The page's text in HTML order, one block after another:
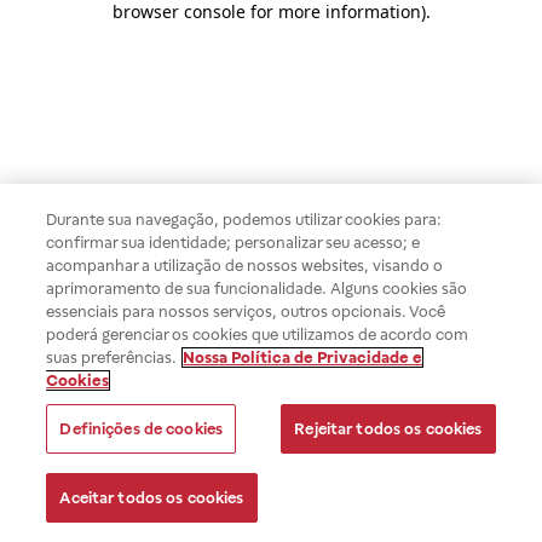
browser console for more information).
Durante sua navegação, podemos utilizar cookies para:
confirmar sua identidade; personalizar seu acesso; e
acompanhar a utilização de nossos websites, visando o
aprimoramento de sua funcionalidade. Alguns cookies são
essenciais para nossos serviços, outros opcionais. Você
poderá gerenciar os cookies que utilizamos de acordo com
suas preferências. Nossa Política de Privacidade e
Cookies
Definições de cookies Rejeitar todos os cookies
Aceitar todos os cookies